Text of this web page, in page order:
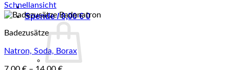
Spende /0,00€ 0
Schnellansicht
Badezusätze
Natron, Soda, Borax